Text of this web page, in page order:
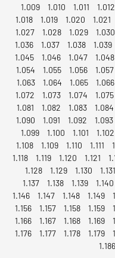
1.009
1.010 1.011 1.012
1.018
1.019 1.020 1.021
1.027
1.028 1.029 1.030
1.036
1.037 1.038 1.039
1.045
1.046 1.047 1.048
1.054
1.055 1.056 1.057
1.063
1.064 1.065 1.066
1.072
1.073 1.074 1.075
1.081
1.082 1.083 1.084
1.090
1.091 1.092 1.093
1.099
1.100 1.101 1.102
1.108
1.109 1.110 1.111
1.118
1.119 1.120 1.121
1.128
1.129 1.130 1.131
1.137
1.138 1.139 1.140
1.146
1.147 1.148 1.149
1.156
1.157 1.158 1.159
1.166
1.167 1.168 1.169
1.176
1.177 1.178 1.179
1.186